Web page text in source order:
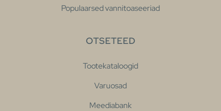
Populaarsed vannitoaseeriad
OTSETEED
Tootekataloogid
Varuosad
Meediabank